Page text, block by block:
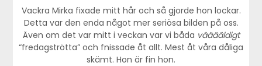
Vackra Mirka fixade mitt hår och så gjorde hon lockar.
Detta var den enda något mer seriösa bilden på oss.
Även om det var mitt i veckan var vi båda vääääldigt
“fredagströtta” och fnissade åt allt. Mest åt våra dåliga
skämt. Hon är fin hon.